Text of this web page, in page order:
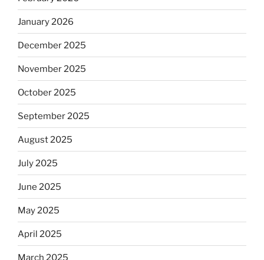
January 2026
December 2025
November 2025
October 2025
September 2025
August 2025
July 2025
June 2025
May 2025
April 2025
March 2025